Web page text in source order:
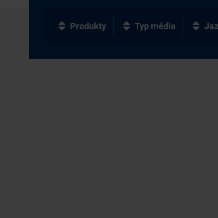
Produkty Typ média